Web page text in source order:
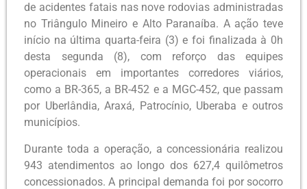
de acidentes fatais nas nove rodovias administradas
no Triângulo Mineiro e Alto Paranaíba. A ação teve
início na última quarta-feira (3) e foi finalizada à 0h
desta segunda (8), com reforço das equipes
operacionais em importantes corredores viários,
como a BR-365, a BR-452 e a MGC-452, que passam
por Uberlândia, Araxá, Patrocínio, Uberaba e outros
municípios.
Durante toda a operação, a concessionária realizou
943 atendimentos ao longo dos 627,4 quilômetros
concessionados. A principal demanda foi por socorro